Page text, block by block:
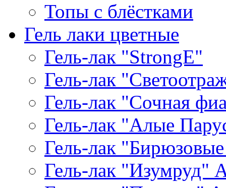
Топы с блёстками
Гель лаки цветные
Гель-лак "StrongE"
Гель-лак
Гель-лак "Сочная
Гель-лак "Алые
Гель-лак
Гель-лак "Изумруд"